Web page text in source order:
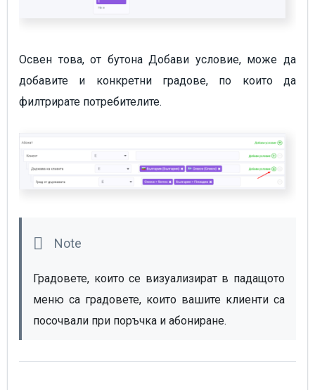
Освен това, от бутона Добави условие, може да
добавите и конкретни градове, по които да
филтрирате потребителите.
Градовете, които се визуализират в падащото
меню са градовете, които вашите клиенти са
посочвали при поръчка и абониране.